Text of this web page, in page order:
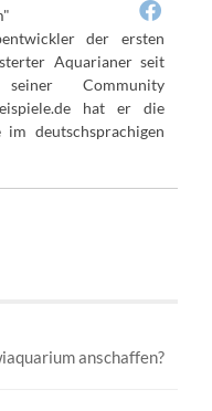
der ersten
Aquarianer seit
Community
hat er die
im deutschsprachigen
anschaffen?